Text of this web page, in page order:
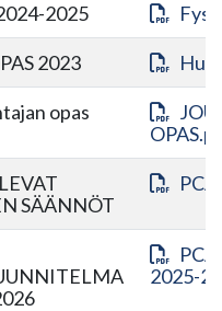
2025
2023
opas
SÄÄNNÖT
2025-